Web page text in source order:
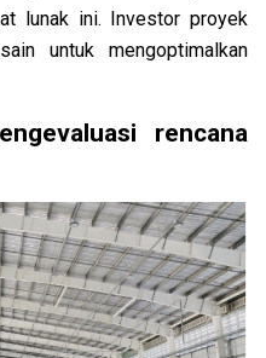
lunak ini. Investor proyek
untuk mengoptimalkan
rencana